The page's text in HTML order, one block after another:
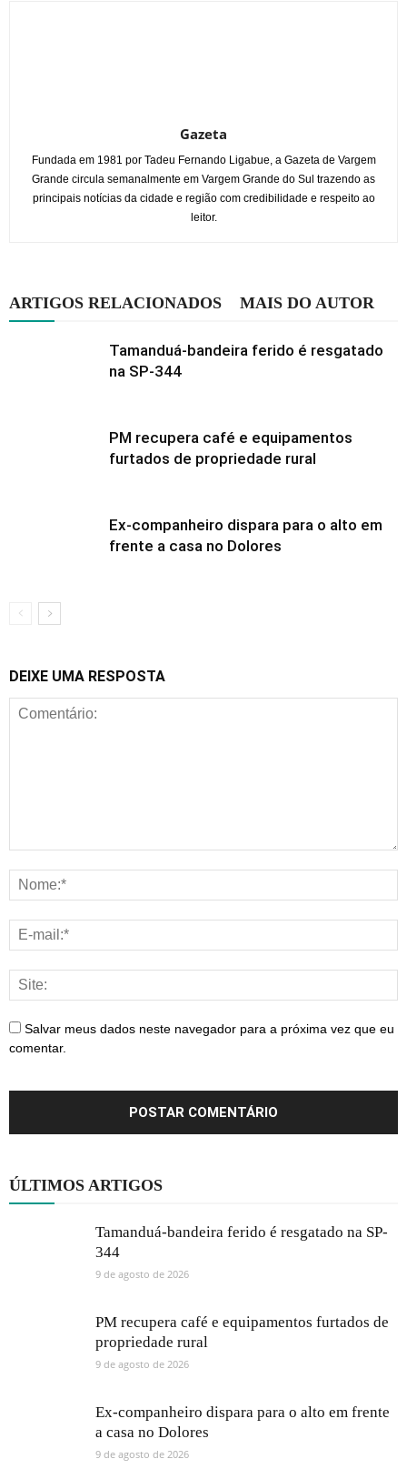
Gazeta
Fundada em 1981 por Tadeu Fernando Ligabue, a Gazeta de Vargem
Grande circula semanalmente em Vargem Grande do Sul trazendo as
principais notícias da cidade e região com credibilidade e respeito ao
leitor.
ARTIGOS RELACIONADOS MAIS DO AUTOR
Tamanduá-bandeira ferido é resgatado
na SP-344
PM recupera café e equipamentos
furtados de propriedade rural
Ex-companheiro dispara para o alto em
frente a casa no Dolores
DEIXE UMA RESPOSTA
Salvar meus dados neste navegador para a próxima vez que eu
comentar.
ÚLTIMOS ARTIGOS
Tamanduá-bandeira ferido é resgatado na SP-
344
9 de agosto de 2026
PM recupera café e equipamentos furtados de
propriedade rural
9 de agosto de 2026
Ex-companheiro dispara para o alto em frente
a casa no Dolores
9 de agosto de 2026